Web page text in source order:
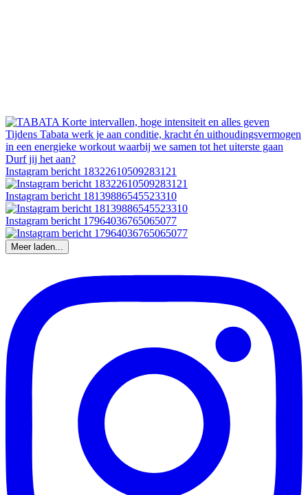
Instagram bericht 18322610509283121
Instagram bericht 18139886545523310
Instagram bericht 17964036765065077
Meer laden...